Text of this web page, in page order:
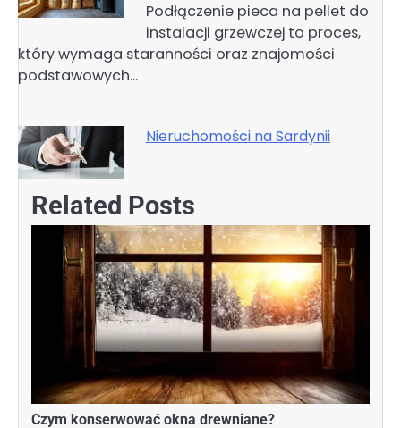
Podłączenie pieca na pellet do
instalacji grzewczej to proces,
który wymaga staranności oraz znajomości
podstawowych…
Nieruchomości na Sardynii
Related Posts
Czym konserwować okna drewniane?